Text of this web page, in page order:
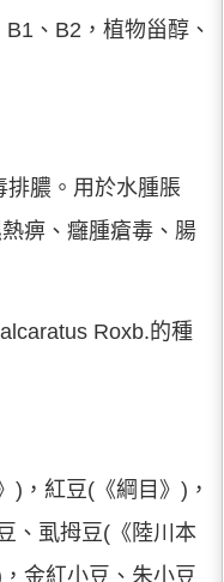
、B2，植物甾醇、
排膿。用於水腫脹
痹、癰腫瘡毒、腸
Roxb.的種
)，紅豆(《綱目》)，
、虱拇豆(《陸川本
金紅小豆、朱小豆